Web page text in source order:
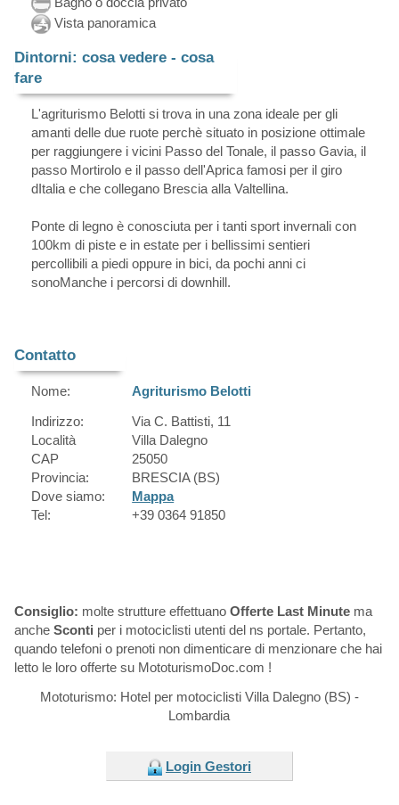
Vista panoramica
Dintorni: cosa vedere - cosa
fare
L'agriturismo Belotti si trova in una zona ideale per gli
amanti delle due ruote perchè situato in posizione ottimale
per raggiungere i vicini Passo del Tonale, il passo Gavia, il
passo Mortirolo e il passo dell'Aprica famosi per il giro
dItalia e che collegano Brescia alla Valtellina.
Ponte di legno è conosciuta per i tanti sport invernali con
100km di piste e in estate per i bellissimi sentieri
percollibili a piedi oppure in bici, da pochi anni ci
sonoManche i percorsi di downhill.
Contatto
Nome:
Indirizzo:
Località
CAP
Provincia:
Dove siamo:
Tel:
Agriturismo Belotti
Via C. Battisti, 11
Villa Dalegno
25050
BRESCIA (BS)
Mappa
+39 0364 91850
Consiglio: molte strutture effettuano Offerte Last Minutema
anche Sconti per i motociclisti utenti del ns portale. Pertanto,
quando telefoni o prenoti non dimenticare di menzionare che hai
letto le loro offerte su MototurismoDoc.com !
Mototurismo: Hotel per motociclisti Villa Dalegno (BS) -
Lombardia
Login Gestori